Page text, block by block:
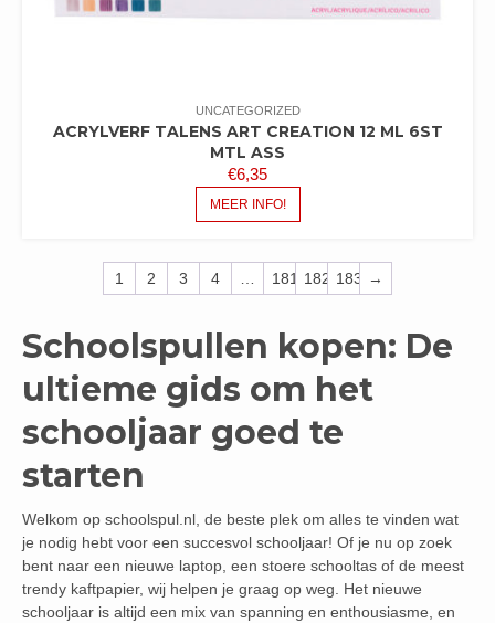
UNCATEGORIZED
ACRYLVERF TALENS ART CREATION 12 ML 6ST
MTL ASS
€6,35
MEER INFO!
1 2 3 4 … 181 182 183 →
Schoolspullen kopen: De
ultieme gids om het
schooljaar goed te
starten
Welkom op schoolspul.nl, de beste plek om alles te vinden wat
je nodig hebt voor een succesvol schooljaar! Of je nu op zoek
bent naar een nieuwe laptop, een stoere schooltas of de meest
trendy kaftpapier, wij helpen je graag op weg. Het nieuwe
schooljaar is altijd een mix van spanning en enthousiasme, en